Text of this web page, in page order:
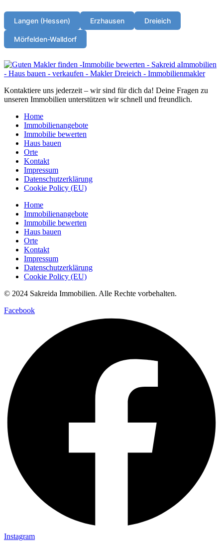
Langen (Hessen) Erzhausen Dreieich
Mörfelden-Walldorf
Kontaktiere uns jederzeit – wir sind für dich da! Deine Fragen zu
unseren Immobilien unterstützen wir schnell und freundlich.
Home
Immobilienangebote
Immobilie bewerten
Haus bauen
Orte
Kontakt
Impressum
Datenschutzerklärung
Cookie Policy (EU)
Home
Immobilienangebote
Immobilie bewerten
Haus bauen
Orte
Kontakt
Impressum
Datenschutzerklärung
Cookie Policy (EU)
© 2024 Sakreida Immobilien. Alle Rechte vorbehalten.
Facebook
Instagram